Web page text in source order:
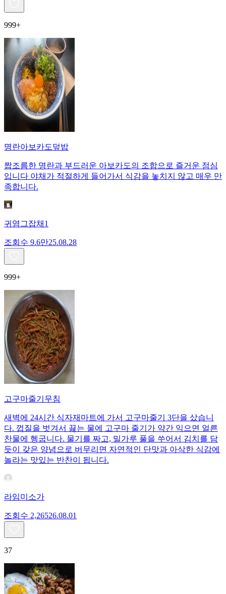
999+
명란아보카도덮밥
짭조름한 명란과 부드러운 아보카도의 조합으로 즐거운 점심
입니다 야채가 적절하게 들어가서 식감을 놓치지 않고 매우 만
족합니다.
귀염그잡채1
조회수 9.6만25.08.28
999+
고구마줄기무침
새벽에 24시간 식자재마트에 가서 고구마줄기 3단을 샀습니
다. 껍질을 벗겨서 끓는 물에 고구마 줄기가 약간 익으면 얼른
찬물에 헹굽니다. 물기를 짜고, 밀가루 풀을 쑤어서 김치를 담
듯이 갖은 양념으로 버무리면 자연적인 단맛과 아삭한 식감에
놀라는 맛있는 반찬이 됩니다.
라임미소가
조회수 2,26526.08.01
37